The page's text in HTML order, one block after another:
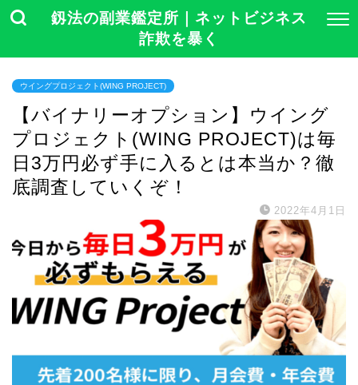
釼法の副業鑑定所｜ネットビジネス
詐欺を暴く
ウイングプロジェクト(WING PROJECT)
【バイナリーオプション】ウイング
プロジェクト(WING PROJECT)は毎
日3万円必ず手に入るとは本当か？徹
底調査していくぞ！
2022年4月1日